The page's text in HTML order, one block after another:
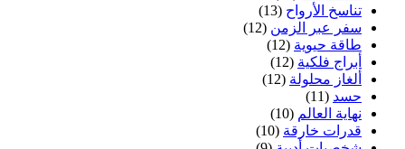
تناسخ الأرواح (13)
سفر عبر الزمن (12)
طاقة حيوية (12)
أبراج فلكية (12)
ألغاز محلولة (12)
حسد (11)
نهاية العالم (10)
قدرات خارقة (10)